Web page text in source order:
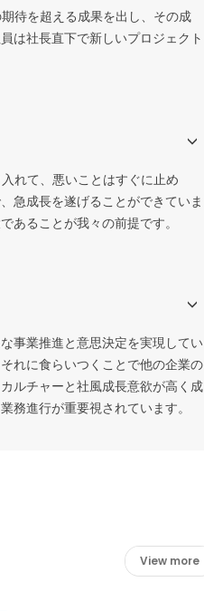
待を超える成果を出し、その成
は社長直下で新しいプロジェクト
れて、悪いことはすぐに止め
急成長を遂げることができていま
あることが我々の前提です。
事業推進と意思決定を実現してい
れに食らいつくことで他の企業の
ルチャーと社風成長意欲が高く成
務進行が重要視されています。
View more